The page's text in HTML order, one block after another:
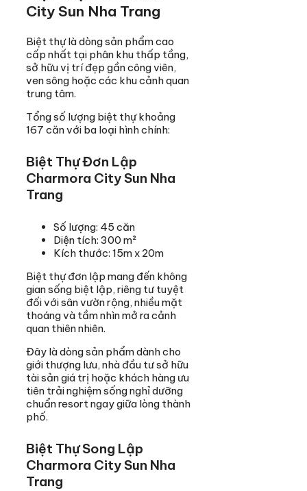
City Sun Nha Trang
Biệt thự là dòng sản phẩm cao
cấp nhất tại phân khu thấp tầng,
sở hữu vị trí đẹp gần công viên,
ven sông hoặc các khu cảnh quan
trung tâm.
Tổng số lượng biệt thự khoảng
167 căn với ba loại hình chính:
Biệt Thự Đơn Lập
Charmora City Sun Nha
Trang
Số lượng: 45 căn
Diện tích: 300 m²
Kích thước: 15m x 20m
Biệt thự đơn lập mang đến không
gian sống biệt lập, riêng tư tuyệt
đối với sân vườn rộng, nhiều mặt
thoáng và tầm nhìn mở ra cảnh
quan thiên nhiên.
Đây là dòng sản phẩm dành cho
giới thượng lưu, nhà đầu tư sở hữu
tài sản giá trị hoặc khách hàng ưu
tiên trải nghiệm sống nghỉ dưỡng
chuẩn resort ngay giữa lòng thành
phố.
Biệt Thự Song Lập
Charmora City Sun Nha
Trang